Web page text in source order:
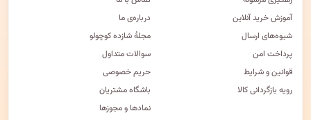
آموزش خرید آنلاین
شیوه‌های ارسال
پرداخت امن
قوانین و شرایط
رویه بازگردانی کالا
درباره‌ی ما
مجلهٔ شازده کوچولو
سوالات متداول
حریم خصوصی
باشگاه مشتریان
نمادها و مجوزها